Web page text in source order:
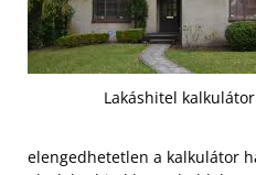
Lakáshitel kalkulátor
elengedhetetlen a kalkulátor